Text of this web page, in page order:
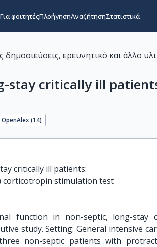
Για φοιτητέςΠλοήγησηΑναζήτησηΣτατιστικά
δημοσιεύσεις, ερευνητικό και άλλο
stay critically ill
OpenAlex (14)
critically ill patients:
corticotropin stimulation test
function in non-septic, long-stay
study. Setting: General intensive
non-septic patients with